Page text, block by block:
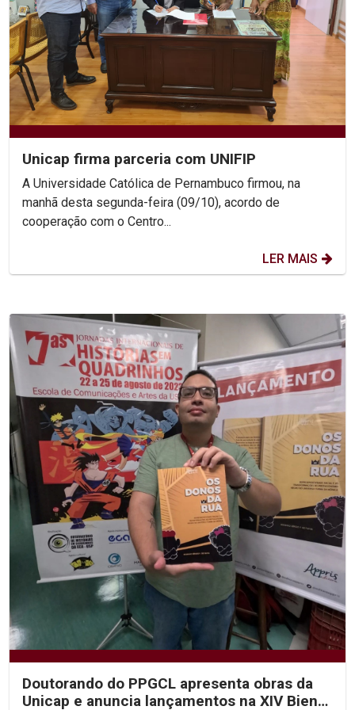
Unicap firma parceria com UNIFIP
A Universidade Católica de Pernambuco firmou, na
manhã desta segunda-feira (09/10), acordo de
cooperação com o Centro...
LER MAIS
Doutorando do PPGCL apresenta obras da
Unicap e anuncia lançamentos na XIV Bienal